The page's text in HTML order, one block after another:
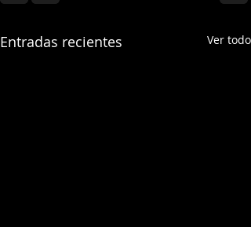
Entradas recientes Ver todo